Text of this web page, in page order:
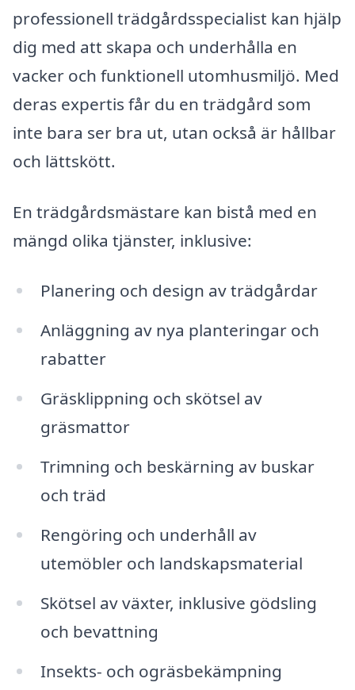
professionell trädgårdsspecialist kan hjälp
dig med att skapa och underhålla en
vacker och funktionell utomhusmiljö. Med
deras expertis får du en trädgård som
inte bara ser bra ut, utan också är hållbar
och lättskött.
En trädgårdsmästare kan bistå med en
mängd olika tjänster, inklusive:
Planering och design av trädgårdar
Anläggning av nya planteringar och
rabatter
Gräsklippning och skötsel av
gräsmattor
Trimning och beskärning av buskar
och träd
Rengöring och underhåll av
utemöbler och landskapsmaterial
Skötsel av växter, inklusive gödsling
och bevattning
Insekts- och ogräsbekämpning